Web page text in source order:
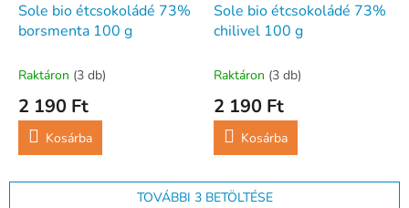
Sole bio étcsokoládé 73%
borsmenta 100 g
Raktáron (3 db)
2 190 Ft
Kosárba
Sole bio étcsokoládé 73%
chilivel 100 g
Raktáron (3 db)
2 190 Ft
Kosárba
TOVÁBBI 3 BETÖLTÉSE